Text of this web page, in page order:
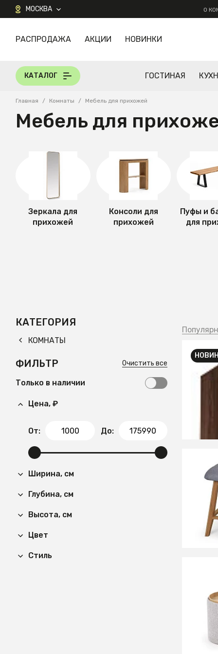
МОСКВА О
КАТАЛОГ
РАСПРОДАЖА АКЦИИ НОВИНКИ
КАТАЛОГ ГОСТИНАЯ
Главная / Комнаты / Мебель для прихожей
Мебель для
Зеркала для
прихожей
Консоли для
прихожей
Пуфы и
для
КАТЕГОРИЯ
КОМНАТЫ
ФИЛЬТР Очистить все
Только в наличии
Цена, ₽
От: До:
Ширина, см
Глубина, см
Высота, см
Цвет
Стиль
3 000
6
Полка